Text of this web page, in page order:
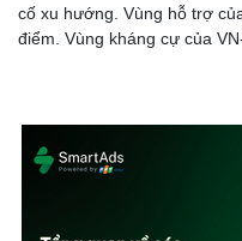
cố xu hướng. Vùng hỗ trợ
điểm. Vùng kháng cự của